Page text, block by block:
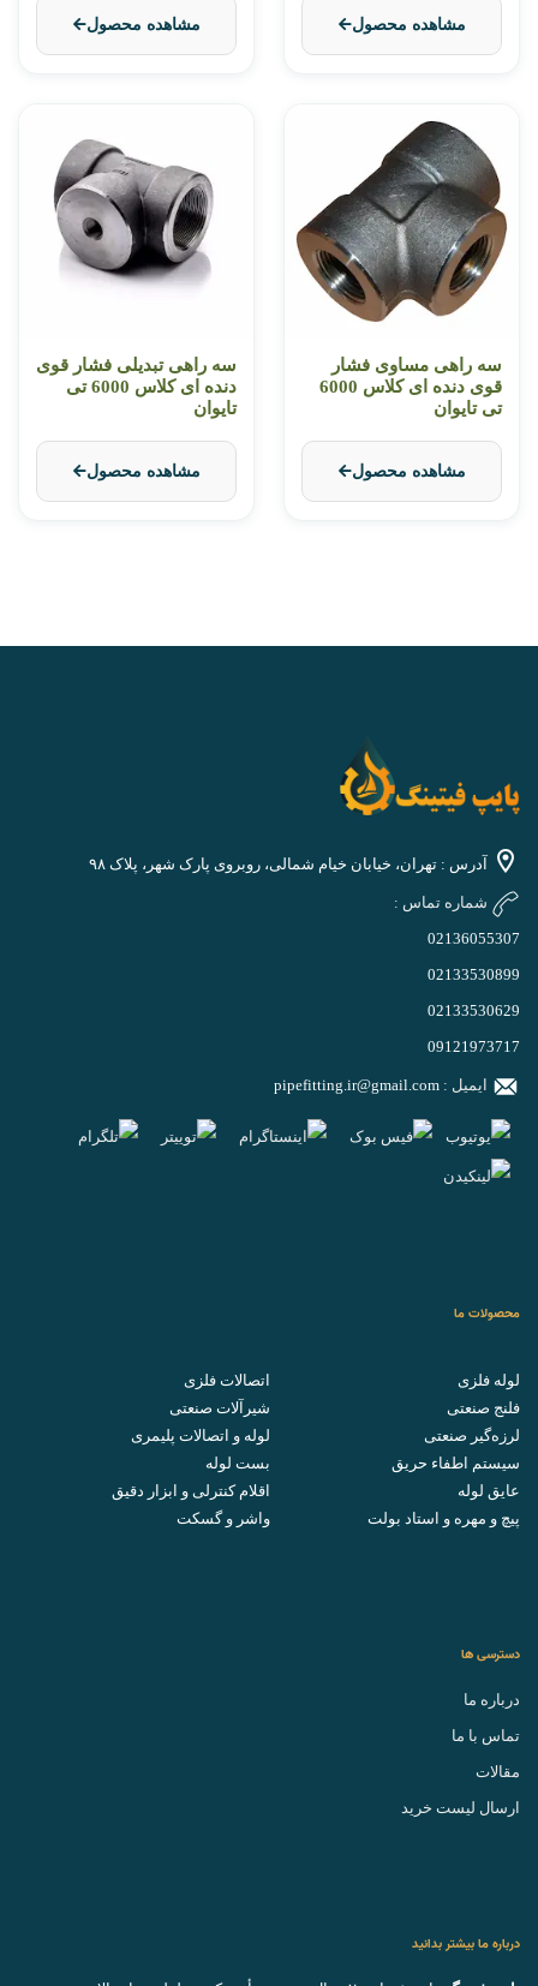
مشاهده محصول مشاهده محصول
سه راهی مساوی فشار
قوی دنده ای کلاس 6000
تی تایوان
مشاهده محصول
سه راهی تبدیلی فشار قوی
دنده ای کلاس 6000 تی
تایوان
مشاهده محصول
آدرس : تهران، خیابان خیام شمالی، روبروی پارک شهر، پلاک ۹۸
شماره تماس :
02136055307
02133530899
02133530629
09121973717
ایمیل : pipefitting.ir@gmail.com
دسترسی ها
درباره ما
تماس با ما
مقالات
ارسال لیست خرید
محصولات ما
لوله فلزی
اتصالات فلزی
فلنج صنعتی
شیرآلات صنعتی
لرزه‌گیر صنعتی
لوله و اتصالات پلیمری
سیستم اطفاء حریق
بست لوله
عایق لوله
اقلام کنترلی و ابزار دقیق
پیچ و مهره و استاد بولت
واشر و گسکت
درباره ما بیشتر بدانید